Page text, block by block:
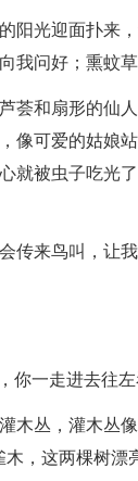
阳光迎面扑来
我问好；熏蚊
荟和扇形的仙
像可爱的姑娘
就被虫子吃光
传来鸟叫，让
你一走进去往
木丛，灌木丛
，这两棵树漂